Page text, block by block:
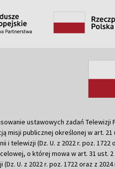
ustawowych zadań Telewizji
misji publicznej określonej w art. 21
i telewizji (Dz. U. z 2022 r. poz.
o której mowa w art. 31 ust.
(Dz. U. z 2022 r. poz. 1722 oraz z 2024